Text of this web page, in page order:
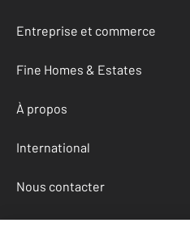
Entreprise et commerce
Fine Homes & Estates
À propos
International
Nous contacter